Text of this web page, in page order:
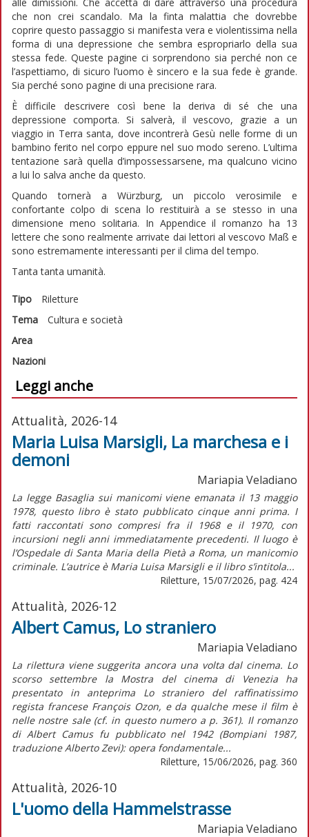
che non crei scandalo. Ma la finta malattia che dovrebbe
coprire questo passaggio si manifesta vera e violentissima nella
forma di una depressione che sembra espropriarlo della sua
stessa fede. Queste pagine ci sorprendono sia perché non ce
l’aspettiamo, di sicuro l’uomo è sincero e la sua fede è grande.
Sia perché sono pagine di una precisione rara.
È difficile descrivere così bene la deriva di sé che una
depressione comporta. Si salverà, il vescovo, grazie a un
viaggio in Terra santa, dove incontrerà Gesù nelle forme di un
bambino ferito nel corpo eppure nel suo modo sereno. L’ultima
tentazione sarà quella d’impossessarsene, ma qualcuno vicino
a lui lo salva anche da questo.
Quando tornerà a Würzburg, un piccolo verosimile e
confortante colpo di scena lo restituirà a se stesso in una
dimensione meno solitaria. In Appendice il romanzo ha 13
lettere che sono realmente arrivate dai lettori al vescovo Maß e
sono estremamente interessanti per il clima del tempo.
Tanta tanta umanità.
Tipo
Riletture
Tema
Cultura e società
Area
Nazioni
Leggi anche
Attualità, 2026-14
Maria Luisa Marsigli, La marchesa e i
demoni
Mariapia Veladiano
La legge Basaglia sui manicomi viene emanata il 13 maggio
1978, questo libro è stato pubblicato cinque anni prima. I
fatti raccontati sono compresi fra il 1968 e il 1970, con
incursioni negli anni immediatamente precedenti. Il luogo è
l’Ospedale di Santa Maria della Pietà a Roma, un manicomio
criminale. L’autrice è Maria Luisa Marsigli e il libro s’intitola...
Riletture, 15/07/2026, pag. 424
Attualità, 2026-12
Albert Camus, Lo straniero
Mariapia Veladiano
La rilettura viene suggerita ancora una volta dal cinema. Lo
scorso settembre la Mostra del cinema di Venezia ha
presentato in anteprima Lo straniero del raffinatissimo
regista francese François Ozon, e da qualche mese il film è
nelle nostre sale (cf. in questo numero a p. 361). Il romanzo
di Albert Camus fu pubblicato nel 1942 (Bompiani 1987,
traduzione Alberto Zevi): opera fondamentale...
Riletture, 15/06/2026, pag. 360
Attualità, 2026-10
L'uomo della Hammelstrasse
Mariapia Veladiano